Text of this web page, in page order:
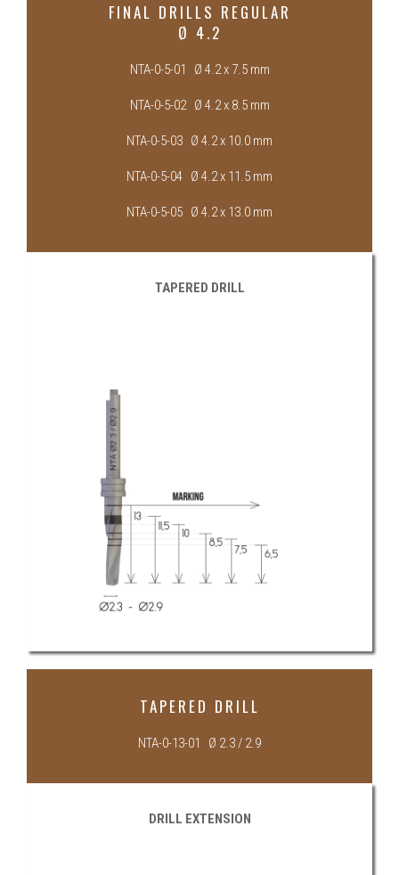
FINAL DRILLS REGULAR
Ø 4.2
NTA-0-5-01 Ø 4.2 x 7.5 mm
NTA-0-5-02 Ø 4.2 x 8.5 mm
NTA-0-5-03 Ø 4.2 x 10.0 mm
NTA-0-5-04 Ø 4.2 x 11.5 mm
NTA-0-5-05 Ø 4.2 x 13.0 mm
TAPERED DRILL
TAPERED DRILL
NTA-0-13-01 Ø 2.3 / 2.9
DRILL EXTENSION